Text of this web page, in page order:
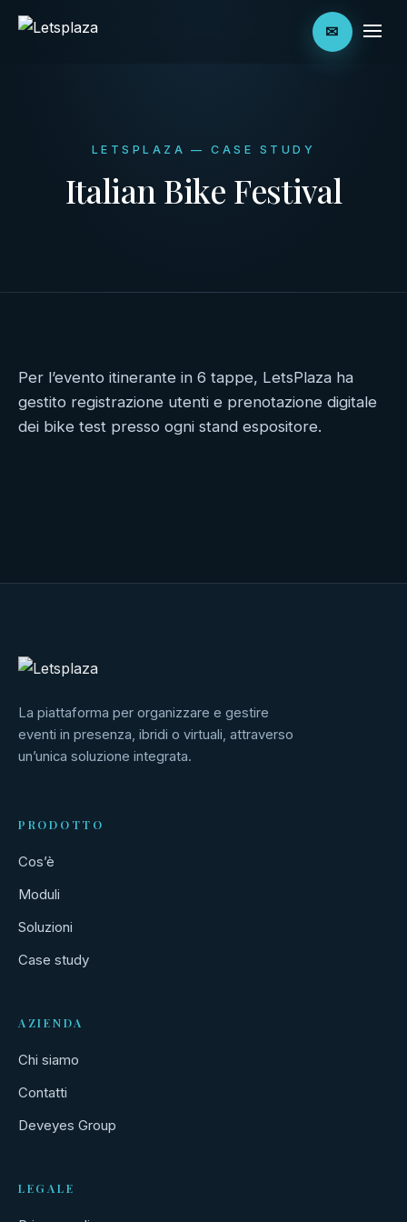
✉
LETSPLAZA — CASE STUDY
Italian Bike Festival
Sintesi
Per l’evento itinerante in 6 tappe, LetsPlaza ha
gestito registrazione utenti e prenotazione digitale
dei bike test presso ogni stand espositore.
La piattaforma per organizzare e gestire
eventi in presenza, ibridi o virtuali, attraverso
un’unica soluzione integrata.
PRODOTTO
Cos’è
Moduli
Soluzioni
Case study
AZIENDA
Chi siamo
Contatti
Deveyes Group
LEGALE